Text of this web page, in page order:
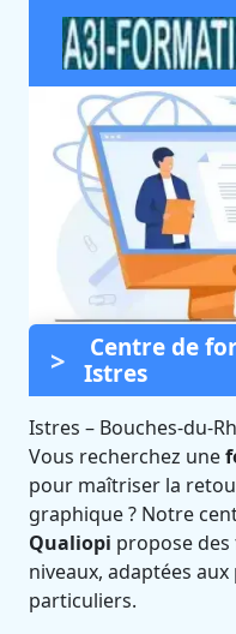
Istres
Certifié
Centre de
Istres
Istres – Bouches-du-
Vous recherchez une
pour maîtriser la
graphique ? Notre
Qualiopi propose
niveaux, adaptées
particuliers.